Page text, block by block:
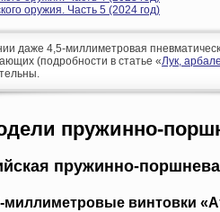
оружия. Часть 5 (2024 год)
даже 4,5-миллиметровая
(подробности в статье «Лук,
пружинно-
пружинно-
миллиметровые винтовки